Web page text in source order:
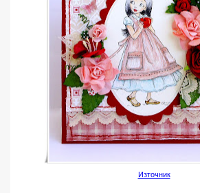
Източник